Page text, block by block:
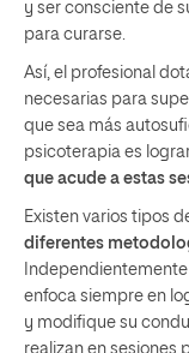
y ser consciente de
para curarse.
Así, el profesional
necesarias para
que sea más
psicoterapia es
que acude a estas
Existen varios tipos
diferentes
enfoca siempre en
y modifique su
realizan en sesiones